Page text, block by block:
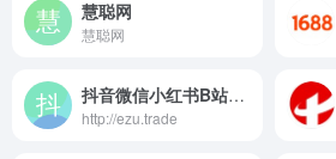
慧聪网
慧聪网
抖音微信小红书B站加粉点赞投票
http://ezu.trade